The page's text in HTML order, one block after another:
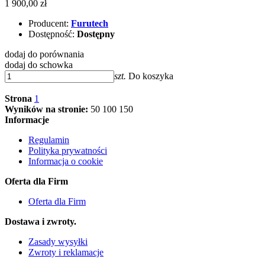
1 900,00 zł
Producent: Furutech
Dostępność: Dostępny
dodaj do porównania
dodaj do schowka
szt. Do koszyka
Strona 1
Wyników na stronie: 50 100 150
Informacje
Regulamin
Polityka prywatności
Informacja o cookie
Oferta dla Firm
Oferta dla Firm
Dostawa i zwroty.
Zasady wysyłki
Zwroty i reklamacje